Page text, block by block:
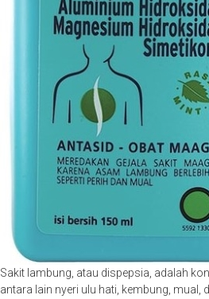
Sakit lambung, atau dispepsia, adalah
antara lain nyeri ulu hati, kembung,